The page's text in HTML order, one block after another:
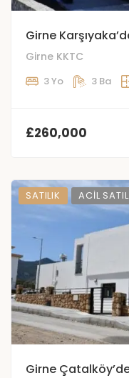
Girne
Girne KKTC
3 Yo 3 Ba
£260,000
SATILIK ACIL
Girne